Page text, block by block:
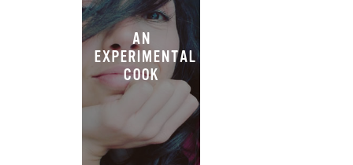
AN
EXPERIMENTAL
COOK